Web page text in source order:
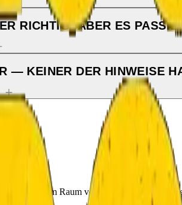
RICHTIG, ABER ES
— KEINER DER HINWEISE
720
aus einem Raum voller Rätsel zu